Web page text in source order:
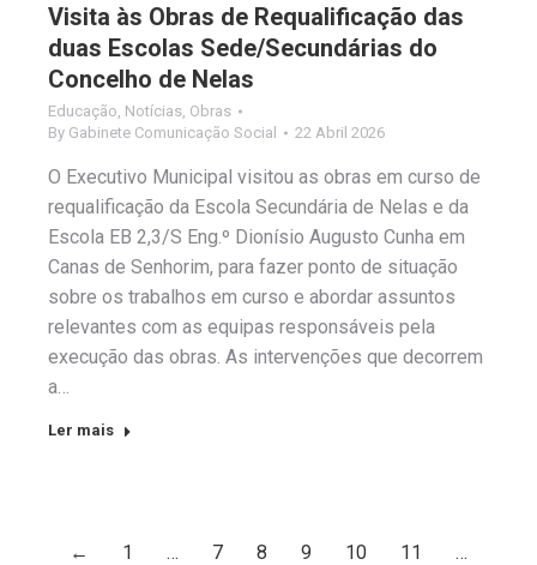
Visita às Obras de Requalificação das
duas Escolas Sede/Secundárias do
Concelho de Nelas
Educação Notícias Obras
By Gabinete Comunicação Social 22 Abril 2026
O Executivo Municipal visitou as obras em curso de
requalificação da Escola Secundária de Nelas e da
Escola EB 2,3/S Eng.º Dionísio Augusto Cunha em
Canas de Senhorim, para fazer ponto de situação
sobre os trabalhos em curso e abordar assuntos
relevantes com as equipas responsáveis pela
execução das obras. As intervenções que decorrem
a…
Ler mais
← 1 … 7 8 9 10 11
…